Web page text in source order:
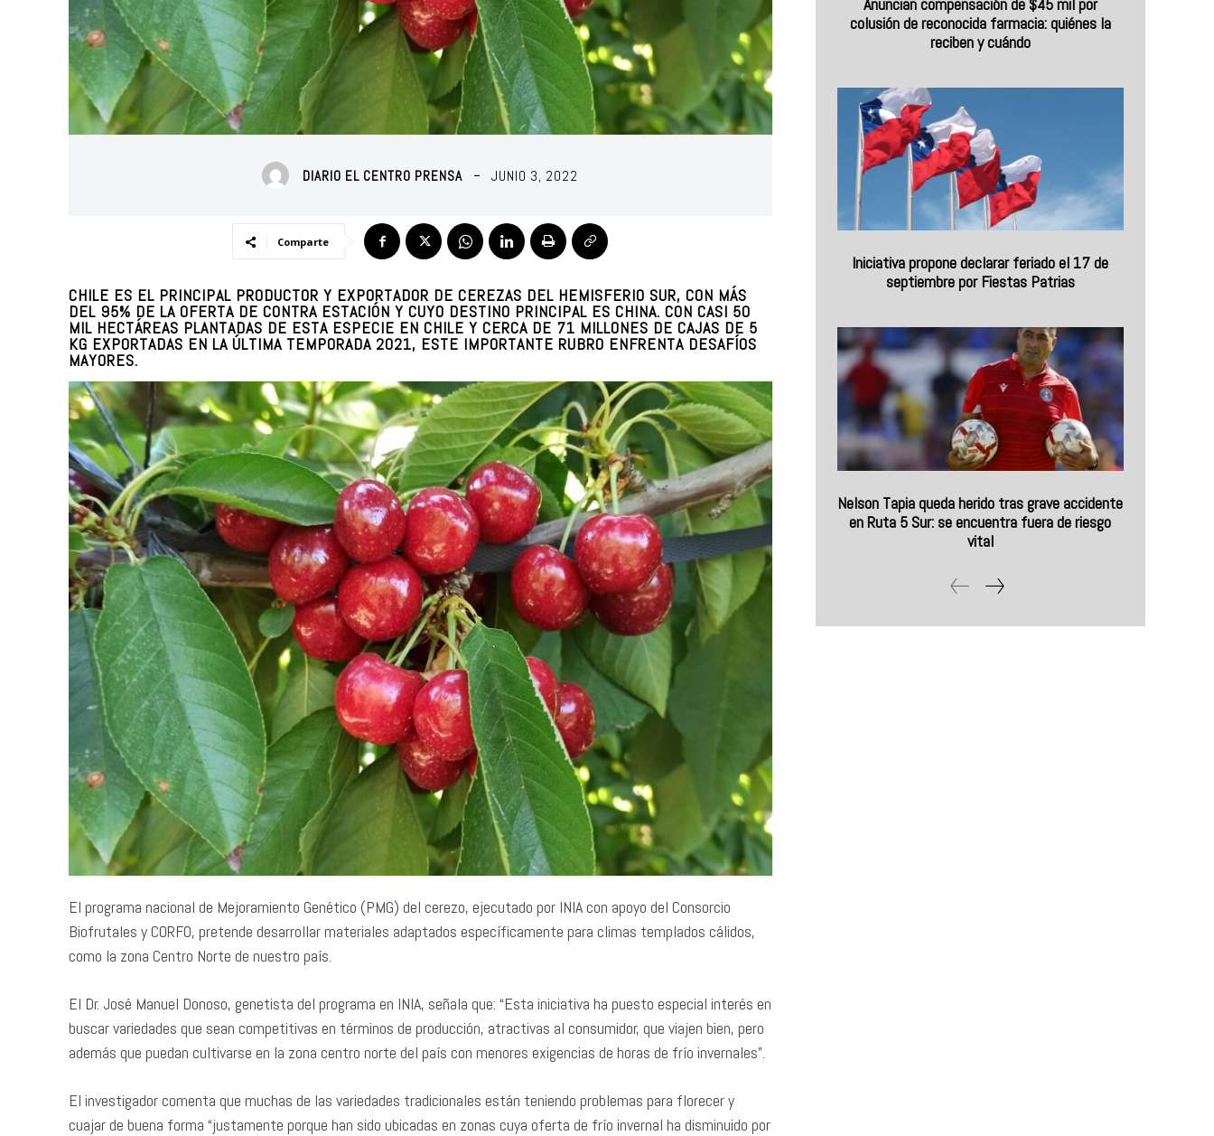
DIARIO EL CENTRO PRENSA JUNIO 3, 2022
Comparte
CHILE ES EL PRINCIPAL PRODUCTOR Y EXPORTADOR DE CEREZAS DEL HEMISFERIO SUR, CON MÁS
DEL 95% DE LA OFERTA DE CONTRA ESTACIÓN Y CUYO DESTINO PRINCIPAL ES CHINA. CON CASI 50
MIL HECTÁREAS PLANTADAS DE ESTA ESPECIE EN CHILE Y CERCA DE 71 MILLONES DE CAJAS DE 5
KG EXPORTADAS EN LA ÚLTIMA TEMPORADA 2021, ESTE IMPORTANTE RUBRO ENFRENTA DESAFÍOS
MAYORES.
El programa nacional de Mejoramiento Genético (PMG) del cerezo, ejecutado por INIA con apoyo del Consorcio
Biofrutales y CORFO, pretende desarrollar materiales adaptados específicamente para climas templados cálidos,
como la zona Centro Norte de nuestro país.
El Dr. José Manuel Donoso, genetista del programa en INIA, señala que: “Esta iniciativa ha puesto especial interés en
buscar variedades que sean competitivas en términos de producción, atractivas al consumidor, que viajen bien, pero
además que puedan cultivarse en la zona centro norte del país con menores exigencias de horas de frío invernales”.
El investigador comenta que muchas de las variedades tradicionales están teniendo problemas para florecer y
cuajar de buena forma “justamente porque han sido ubicadas en zonas cuya oferta de frío invernal ha disminuido por
colusión de reconocida farmacia: quiénes la
reciben y cuándo
Iniciativa propone declarar feriado el 17 de
septiembre por Fiestas Patrias
Nelson Tapia queda herido tras grave accidente
en Ruta 5 Sur: se encuentra fuera de riesgo
vital